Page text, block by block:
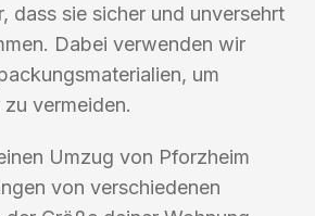
dass sie sicher und unversehrt
Dabei verwenden wir
um
vermeiden.
Umzug von Pforzheim
von verschiedenen